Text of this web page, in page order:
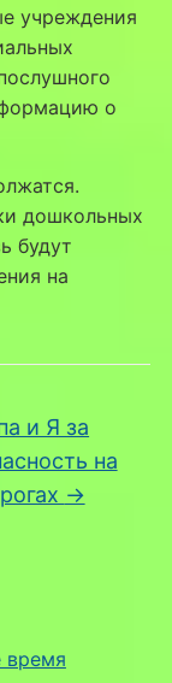
время
учреждения
о
дошкольных
будут
на
и Я за
на
→